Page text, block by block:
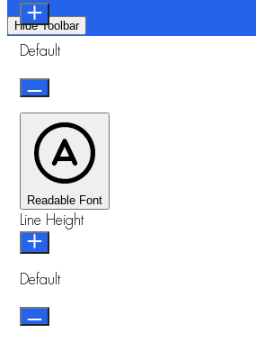
Hide Toolbar
Default
Readable Font
Line Height
Default